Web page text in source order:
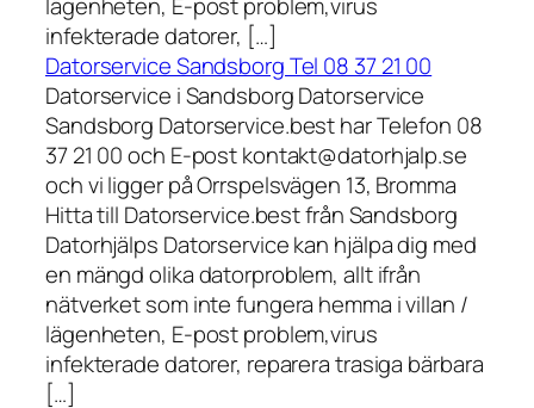
infekterade datorer, […]
Datorservice Sandsborg Tel 08 37 21 00
Datorservice i Sandsborg Datorservice
Sandsborg Datorservice.best har Telefon 08
37 21 00 och E-post kontakt@datorhjalp.se
och vi ligger på Orrspelsvägen 13, Bromma
Hitta till Datorservice.best från Sandsborg
Datorhjälps Datorservice kan hjälpa dig med
en mängd olika datorproblem, allt ifrån
nätverket som inte fungera hemma i villan /
lägenheten, E-post problem,virus
infekterade datorer, reparera trasiga bärbara
[…]